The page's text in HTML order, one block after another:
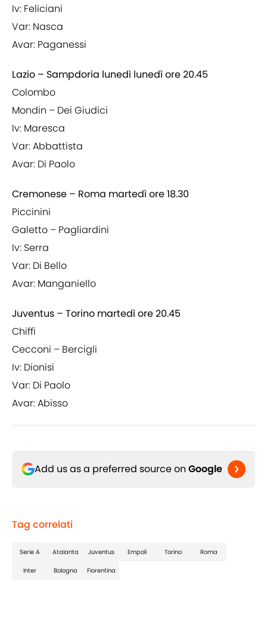
Iv: Feliciani
Var: Nasca
Avar: Paganessi
Lazio – Sampdoria lunedì lunedì ore 20.45
Colombo
Mondin – Dei Giudici
Iv: Maresca
Var: Abbattista
Avar: Di Paolo
Cremonese – Roma martedì ore 18.30
Piccinini
Galetto – Pagliardini
Iv: Serra
Var: Di Bello
Avar: Manganiello
Juventus – Torino martedì ore 20.45
Chiffi
Cecconi – Bercigli
Iv: Dionisi
Var: Di Paolo
Avar: Abisso
Add us as a preferred source on Google
Tag correlati
Serie A Atalanta Juventus Empoli Torino Roma
Inter Bologna Fiorentina